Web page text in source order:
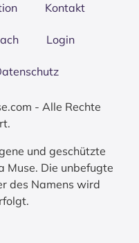
Kon­takt
Log­in
- Alle Rechte
und geschützte
Muse. Die unbefugte
des Namens wird